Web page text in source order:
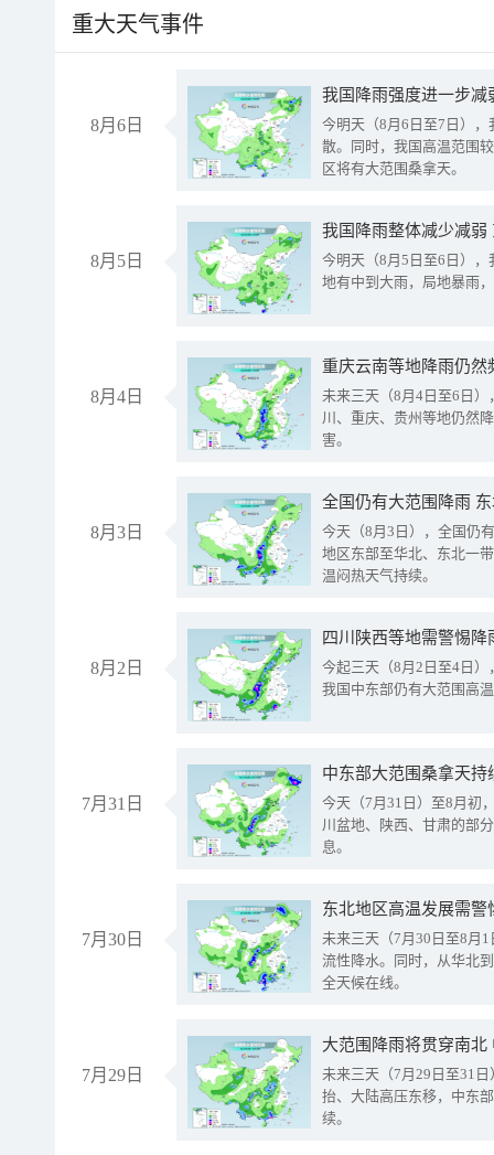
重大天气事件
8月6日
今明天（8月6日至7日）
散。同时，我国高温范围
区将有大范围桑拿天。
8月5日
我国降雨整体减少减弱
今明天（8月5日至6日）
地有中到大雨，局地暴雨
8月4日
重庆云南等地降雨仍然
未来三天（8月4日至6日
川、重庆、贵州等地仍然
害。
8月3日
全国仍有大范围降雨
今天（8月3日），全国仍
地区东部至华北、东北一
温闷热天气持续。
8月2日
今起三天（8月2日至4日
我国中东部仍有大范围高
7月31日
中东部大范围桑拿天
今天（7月31日）至8月初
川盆地、陕西、甘肃的部
息。
7月30日
东北地区高温发展需
未来三天（7月30日至8月
流性降水。同时，从华北
全天候在线。
7月29日
大范围降雨将贯穿南
未来三天（7月29日至31
抬、大陆高压东移，中东
续。